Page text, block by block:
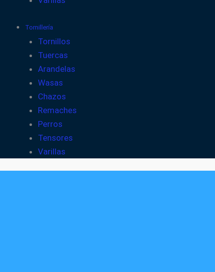
Tornillería
Tornillos
Tuercas
Arandelas
Wasas
Chazos
Remaches
Perros
Tensores
Varillas